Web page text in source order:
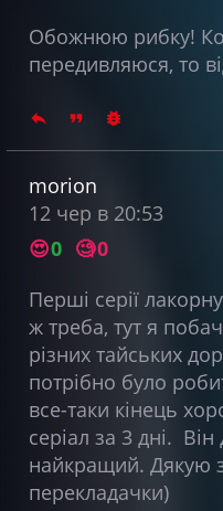
Обожнюю рибку!
передивляюся, то
morion
12 чер в 20:53
😍0 🧐0
Перші серії
ж треба, тут я
різних тайських
потрібно було
все-таки кінець
серіал за 3 дні.
найкращий. Дякую
перекладачки)